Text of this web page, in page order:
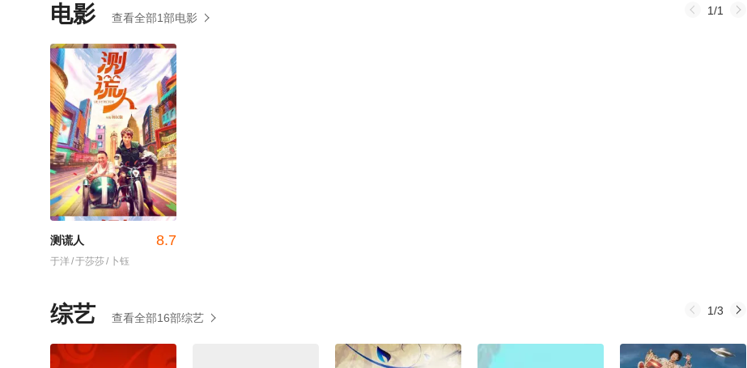
电影 查看全部1部电影
1/1
测谎人 8.7
于洋/于莎莎/ 卜钰
综艺 查看全部16部综艺
1/3